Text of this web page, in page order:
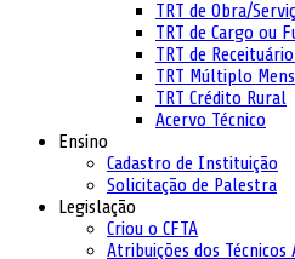
TRT de Obra/
TRT de Cargo ou
TRT de
TRT Múltiplo
TRT Crédito Rural
Acervo Técnico
Ensino
Cadastro de Instituição
Solicitação de Palestra
Legislação
Criou o CFTA
Atribuições dos Técnicos